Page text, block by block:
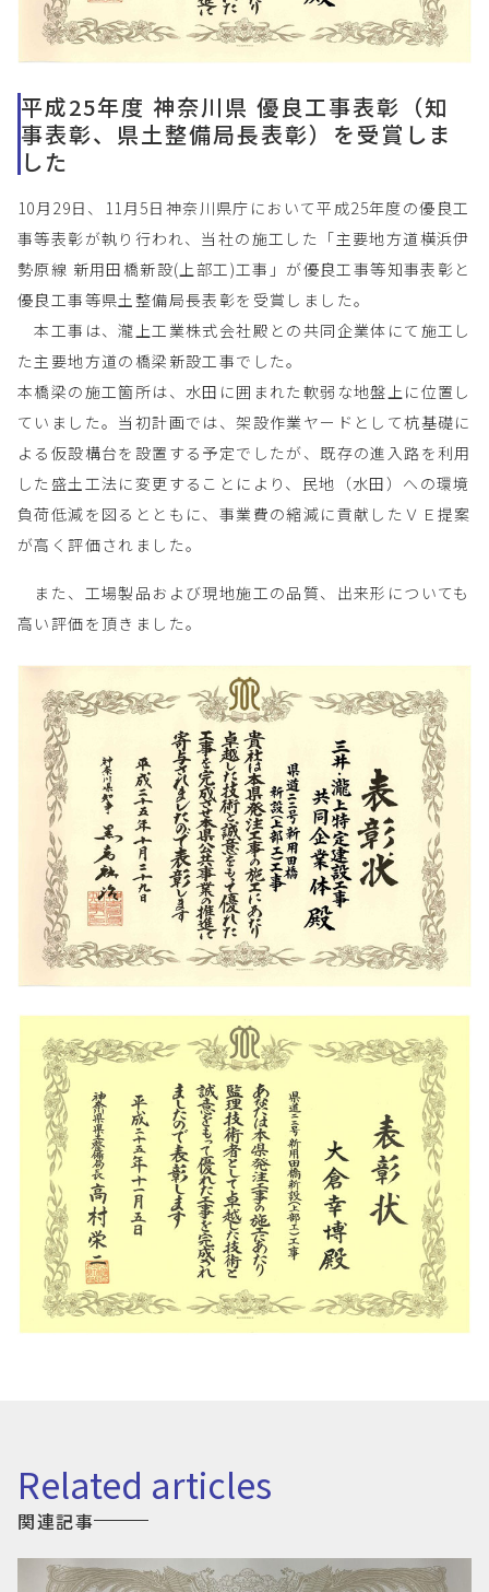
平成25年度 神奈川県 優良工事表彰（知
事表彰、県土整備局長表彰）を受賞しま
した
10月29日、11月5日神奈川県庁において平成25年度の優良工
事等表彰が執り行われ、当社の施工した「主要地方道横浜伊
勢原線 新用田橋新設(上部工)工事」が優良工事等知事表彰と
優良工事等県土整備局長表彰を受賞しました。
本工事は、瀧上工業株式会社殿との共同企業体にて施工し
た主要地方道の橋梁新設工事でした。
本橋梁の施工箇所は、水田に囲まれた軟弱な地盤上に位置し
ていました。当初計画では、架設作業ヤードとして杭基礎に
よる仮設構台を設置する予定でしたが、既存の進入路を利用
した盛土工法に変更することにより、民地（水田）への環境
負荷低減を図るとともに、事業費の縮減に貢献したＶＥ提案
が高く評価されました。
また、工場製品および現地施工の品質、出来形についても
高い評価を頂きました。
related articles
関連記事